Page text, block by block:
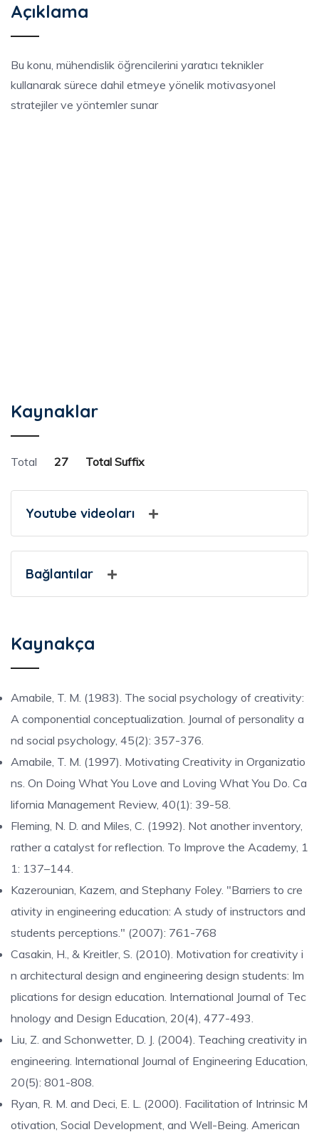
Açıklama
Bu konu, mühendislik öğrencilerini yaratıcı teknikler
kullanarak sürece dahil etmeye yönelik motivasyonel
stratejiler ve yöntemler sunar
Kaynaklar
Total 27 Total Suffix
Youtube videoları
Bağlantılar
Kaynakça
Amabile, T. M. (1983). The social psychology of creativity:
A componential conceptualization. Journal of personality a
nd social psychology, 45(2): 357-376.
Amabile, T. M. (1997). Motivating Creativity in Organizatio
ns. On Doing What You Love and Loving What You Do. Ca
lifornia Management Review, 40(1): 39-58.
Fleming, N. D. and Miles, C. (1992). Not another inventory,
rather a catalyst for reflection. To Improve the Academy, 1
1: 137–144.
Kazerounian, Kazem, and Stephany Foley. "Barriers to cre
ativity in engineering education: A study of instructors and
students perceptions." (2007): 761-768
Casakin, H., & Kreitler, S. (2010). Motivation for creativity i
n architectural design and engineering design students: Im
plications for design education. International Journal of Tec
hnology and Design Education, 20(4), 477-493.
Liu, Z. and Schonwetter, D. J. (2004). Teaching creativity in
engineering. International Journal of Engineering Education,
20(5): 801-808.
Ryan, R. M. and Deci, E. L. (2000). Facilitation of Intrinsic M
otivation, Social Development, and Well-Being. American